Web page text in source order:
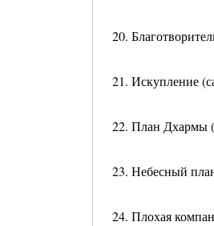
20.
21. Искупление
22. План Дхармы
23. Небесный
24. Плохая